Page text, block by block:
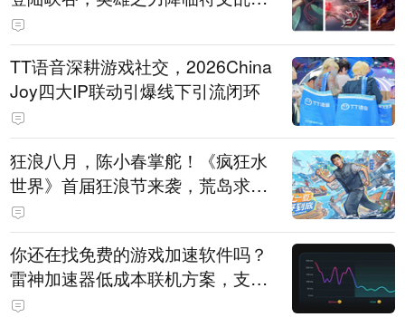
斗！
TT语音深耕游戏社交，2026China
Joy四大IP联动引爆线下引流闭环
狂浪八月，陈小春掌舵！《疯狂水
世界》首届狂浪节来袭，荒岛求生
直播即将开启
你还在找免费的游戏加速软件吗？
雷神加速器低成本联机方案，支持
免费试用